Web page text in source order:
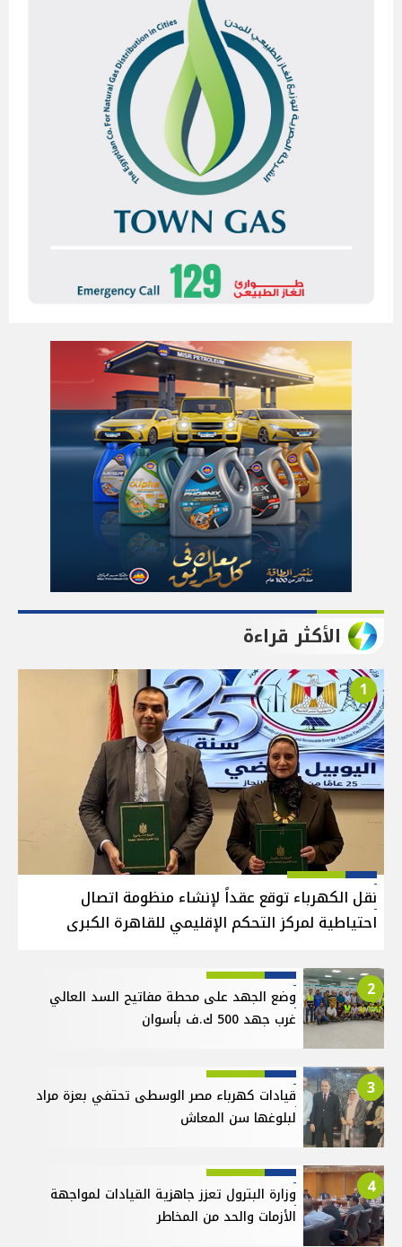
الأكثر قراءة
1
نقل الكهرباء توقع عقداً لإنشاء منظومة اتصال
احتياطية لمركز التحكم الإقليمي للقاهرة الكبرى
2
وضع الجهد على محطة مفاتيح السد العالي
غرب جهد 500 ك.ف بأسوان
3
قيادات كهرباء مصر الوسطى تحتفي بعزة مراد
لبلوغها سن المعاش
4
وزارة البترول تعزز جاهزية القيادات لمواجهة
الأزمات والحد من المخاطر